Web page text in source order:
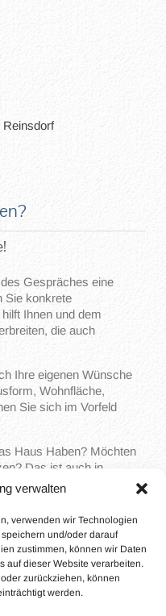
verwalten
verwenden wir Technologien
und/oder darauf
zustimmen, können wir Daten
auf dieser Website verarbeiten.
zurückziehen, können
werden.
Reinsdorf
Gespräches eine
Sie konkrete
Ihnen und dem
die auch
Ihre eigenen Wünsche
Wohnfläche,
Sie sich im Vorfeld
Haus Haben? Möchten
Das ist auch in
gefördertem Gebäude
gleich mit. Das
bereits
kann diese bezüglich
bereits vorprüfen.